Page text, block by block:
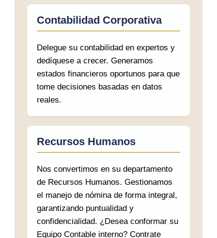
Contabilidad Corporativa
Delegue su contabilidad en expertos y
dedíquese a crecer. Generamos
estados financieros oportunos para que
tome decisiones basadas en datos
reales.
Recursos Humanos
Nos convertimos en su departamento
de Recursos Humanos. Gestionamos
el manejo de nómina de forma integral,
garantizando puntualidad y
confidencialidad. ¿Desea conformar su
Equipo Contable interno? Contrate